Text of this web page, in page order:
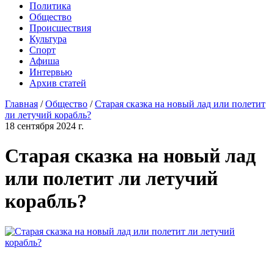
Политика
Общество
Проиcшествия
Культура
Спорт
Афиша
Интервью
Архив статей
Главная /Общество /Старая сказка на новый лад или полетит
ли летучий корабль?
18 сентября 2024 г.
Старая сказка на новый лад
или полетит ли летучий
корабль?